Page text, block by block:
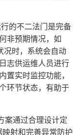
的不二法门是完备
非预期情况，如
况时，系统会自动
志供运维人员进行
置实时监控功能，
环节状态，有助于
案通过合理设计定
射和完善异常防护